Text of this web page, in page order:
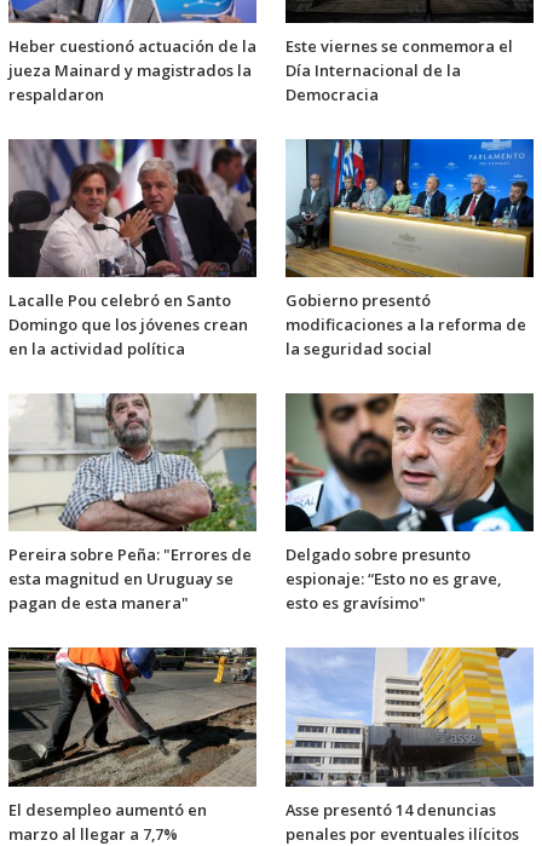
Heber cuestionó actuación de la
jueza Mainard y magistrados la
respaldaron
Este viernes se conmemora el
Día Internacional de la
Democracia
Lacalle Pou celebró en Santo
Domingo que los jóvenes crean
en la actividad política
Gobierno presentó
modificaciones a la reforma de
la seguridad social
Pereira sobre Peña: "Errores de
esta magnitud en Uruguay se
pagan de esta manera"
Delgado sobre presunto
espionaje: “Esto no es grave,
esto es gravísimo"
El desempleo aumentó en
marzo al llegar a 7,7%
Asse presentó 14 denuncias
penales por eventuales ilícitos